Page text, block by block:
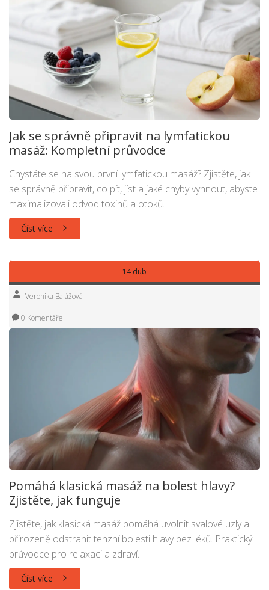
Jak se správně připravit na lymfatickou
masáž: Kompletní průvodce
Chystáte se na svou první lymfatickou masáž? Zjistěte, jak
se správně připravit, co pít, jíst a jaké chyby vyhnout, abyste
maximalizovali odvod toxinů a otoků.
Číst více
14 dub
Veronika Balážová
0 Komentáře
Pomáhá klasická masáž na bolest hlavy?
Zjistěte, jak funguje
Zjistěte, jak klasická masáž pomáhá uvolnit svalové uzly a
přirozeně odstranit tenzní bolesti hlavy bez léků. Praktický
průvodce pro relaxaci a zdraví.
Číst více